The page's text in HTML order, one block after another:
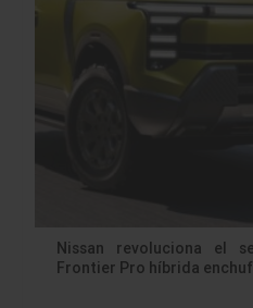
Nissan revoluciona el
Frontier Pro híbrida